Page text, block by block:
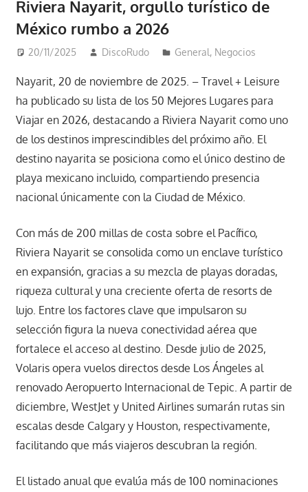
Riviera Nayarit, orgullo turístico de
México rumbo a 2026
20/11/2025 DiscoRudo General, Negocios
Nayarit, 20 de noviembre de 2025. – Travel + Leisure
ha publicado su lista de los 50 Mejores Lugares para
Viajar en 2026, destacando a Riviera Nayarit como uno
de los destinos imprescindibles del próximo año. El
destino nayarita se posiciona como el único destino de
playa mexicano incluido, compartiendo presencia
nacional únicamente con la Ciudad de México.
Con más de 200 millas de costa sobre el Pacífico,
Riviera Nayarit se consolida como un enclave turístico
en expansión, gracias a su mezcla de playas doradas,
riqueza cultural y una creciente oferta de resorts de
lujo. Entre los factores clave que impulsaron su
selección figura la nueva conectividad aérea que
fortalece el acceso al destino. Desde julio de 2025,
Volaris opera vuelos directos desde Los Ángeles al
renovado Aeropuerto Internacional de Tepic. A partir de
diciembre, WestJet y United Airlines sumarán rutas sin
escalas desde Calgary y Houston, respectivamente,
facilitando que más viajeros descubran la región.
El listado anual que evalúa más de 100 nominaciones